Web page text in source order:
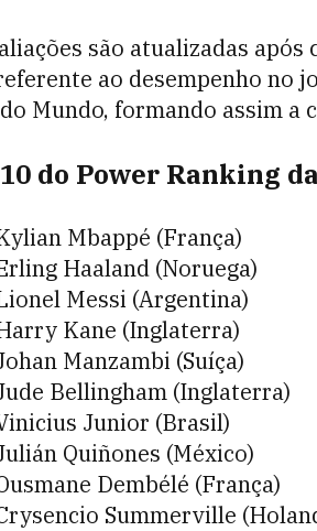
são atualizadas
ao desempenho no
Mundo, formando assim a
do Power Ranking
Mbappé (França)
Haaland (Noruega)
Messi (Argentina)
Kane (Inglaterra)
Manzambi (Suíça)
Bellingham (Inglaterra)
Junior (Brasil)
Quiñones (México)
Dembélé (França)
Summerville